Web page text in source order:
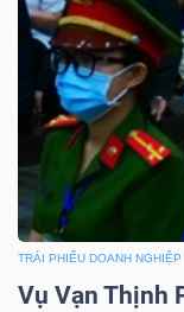
TRÁI PHIẾU DOANH NGHIỆP
Vụ Vạn Thịnh
YẾU
TIÊU
DÙNG
THIẾT
YẾU